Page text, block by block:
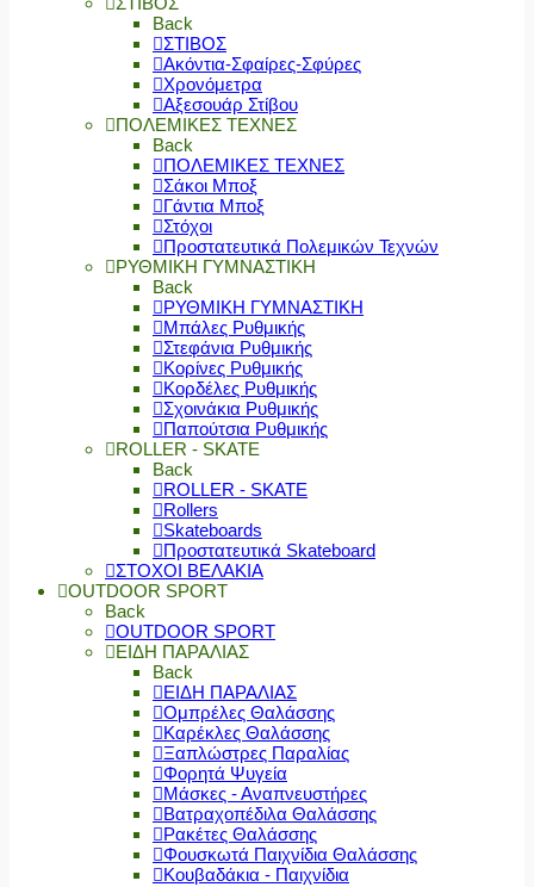
Back
ΣΤΙΒΟΣ
Ακόντια-Σφαίρες-Σφύρες
Χρονόμετρα
Αξεσουάρ Στίβου
ΠΟΛΕΜΙΚΕΣ ΤΕΧΝΕΣ
Back
ΠΟΛΕΜΙΚΕΣ ΤΕΧΝΕΣ
Σάκοι Μποξ
Γάντια Μποξ
Στόχοι
Προστατευτικά Πολεμικών Τεχνών
ΡΥΘΜΙΚΗ ΓΥΜΝΑΣΤΙΚΗ
Back
ΡΥΘΜΙΚΗ ΓΥΜΝΑΣΤΙΚΗ
Μπάλες Ρυθμικής
Στεφάνια Ρυθμικής
Κορίνες Ρυθμικής
Κορδέλες Ρυθμικής
Σχοινάκια Ρυθμικής
Παπούτσια Ρυθμικής
ROLLER - SKATE
Back
ROLLER - SKATE
Rollers
Skateboards
Προστατευτικά Skateboard
ΣΤΟΧΟΙ ΒΕΛΑΚΙΑ
OUTDOOR SPORT
Back
OUTDOOR SPORT
ΕΙΔΗ ΠΑΡΑΛΙΑΣ
Back
ΕΙΔΗ ΠΑΡΑΛΙΑΣ
Ομπρέλες Θαλάσσης
Καρέκλες Θαλάσσης
Ξαπλώστρες Παραλίας
Φορητά Ψυγεία
Μάσκες - Αναπνευστήρες
Βατραχοπέδιλα Θαλάσσης
Ρακέτες Θαλάσσης
Φουσκωτά Παιχνίδια Θαλάσσης
Κουβαδάκια - Παιχνίδια